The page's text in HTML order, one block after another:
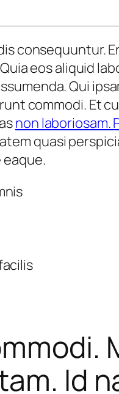
consequuntur.
eos aliquid
Qui
commodi. Et
non laboriosam.
quasi
Id